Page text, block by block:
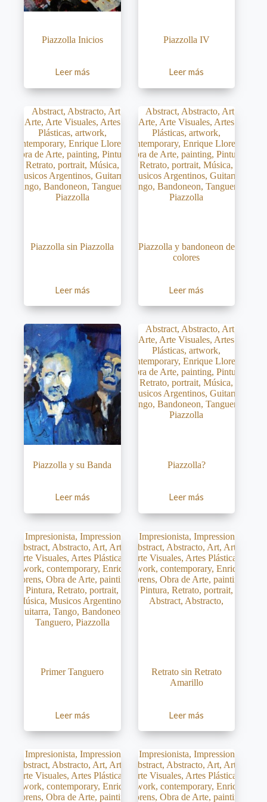
Piazzolla Inicios
Leer más
Piazzolla IV
Leer más
Piazzolla sin Piazzolla
Leer más
Piazzolla y bandoneon de
colores
Leer más
Piazzolla y su Banda
Leer más
Piazzolla?
Leer más
Primer Tanguero
Leer más
Retrato sin Retrato
Amarillo
Leer más